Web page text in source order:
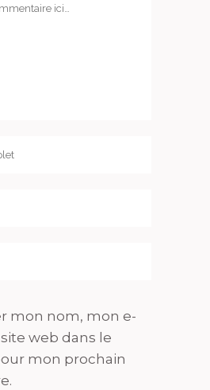
mon nom, mon e-
web dans le
mon prochain